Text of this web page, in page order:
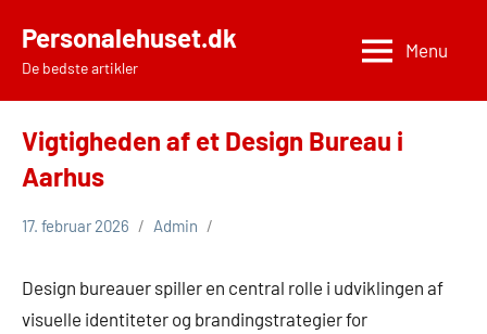
indhold
Personalehuset.dk
De bedste artikler
Menu
Vigtigheden af et Design Bureau i
Aarhus
17. februar 2026 Admin
Design bureauer spiller en central rolle i udviklingen af
visuelle identiteter og brandingstrategier for